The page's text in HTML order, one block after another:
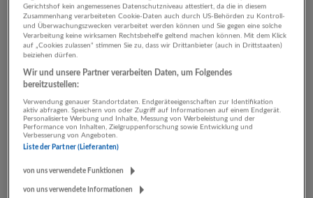
28.07.2026, Jugend am Werk Salzburg GmbH
Salzburg, Hallein
Fachkraft für offene Jugendarbeit im Jugendzentrum
28.07.2026,Jugend am Werk Salzburg GmbH
Hallein
Offene Lehrer/innenstellen – Berufsschulen
27.07.2026,Bildungsdirektion Salzburg
Gerichtshof kein angemessenes Datenschutzniveau attestiert, da die in diesem
Zusammenhang verarbeiteten Cookie-Daten auch durch US-Behörden zu Kontroll-
und Überwachungszwecken verarbeitet werden können und Sie gegen eine solche
Verarbeitung keine wirksamen Rechtsbehelfe geltend machen können. Mit dem Klick
auf „Cookies zulassen“ stimmen Sie zu, dass wir Drittanbieter (auch in Drittstaaten)
beiziehen dürfen.
Wir und unsere Partner verarbeiten Daten, um Folgendes
bereitzustellen:
Verwendung genauer Standortdaten. Endgeräteeigenschaften zur Identifikation
aktiv abfragen. Speichern von oder Zugriff auf Informationen auf einem Endgerät.
Personalisierte Werbung und Inhalte, Messung von Werbeleistung und der
Performance von Inhalten, Zielgruppenforschung sowie Entwicklung und
Verbesserung von Angeboten.
Liste der Partner (Lieferanten)
von uns verwendete Funktionen
von uns verwendete Informationen